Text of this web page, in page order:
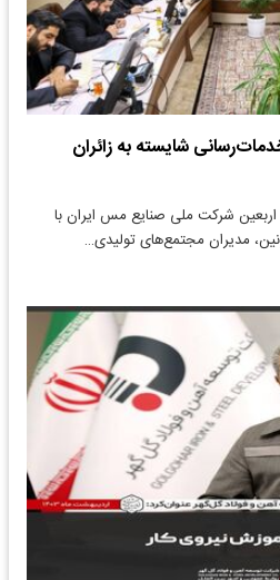
شایسته به زائران
شرکت ملی صنایع مس ایران با
مدیران مجتمع‌های تولیدی…